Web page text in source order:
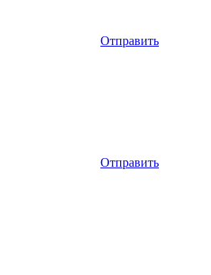
Отправить
Отправить